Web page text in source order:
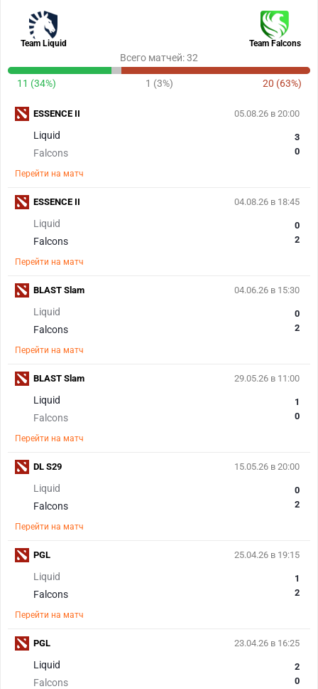
Team Liquid Team Falcons
Всего матчей: 32
11 (34%) 1 (3%) 20 (63%)
05.08.26 в 20:00
Liquid
Falcons
3
0
Перейти на матч
ESSENCE II
04.08.26 в 18:45
Liquid
Falcons
0
2
Перейти на матч
ESSENCE II
04.06.26 в 15:30
Liquid
Falcons
0
2
Перейти на матч
BLAST Slam
29.05.26 в 11:00
Liquid
Falcons
1
0
Перейти на матч
BLAST Slam
15.05.26 в 20:00
Liquid
Falcons
0
2
Перейти на матч
DL S29
25.04.26 в 19:15
Liquid
Falcons
1
2
Перейти на матч
PGL
23.04.26 в 16:25
Liquid
Falcons
2
0
PGL